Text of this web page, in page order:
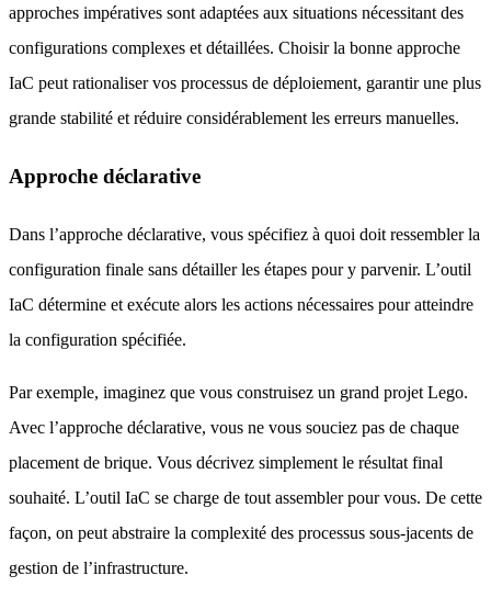
approches impératives sont adaptées aux situations nécessitant des
configurations complexes et détaillées. Choisir la bonne approche
IaC peut rationaliser vos processus de déploiement, garantir une plus
grande stabilité et réduire considérablement les erreurs manuelles.
Approche déclarative
Dans l’approche déclarative, vous spécifiez à quoi doit ressembler la
configuration finale sans détailler les étapes pour y parvenir. L’outil
IaC détermine et exécute alors les actions nécessaires pour atteindre
la configuration spécifiée.
Par exemple, imaginez que vous construisez un grand projet Lego.
Avec l’approche déclarative, vous ne vous souciez pas de chaque
placement de brique. Vous décrivez simplement le résultat final
souhaité. L’outil IaC se charge de tout assembler pour vous. De cette
façon, on peut abstraire la complexité des processus sous-jacents de
gestion de l’infrastructure.